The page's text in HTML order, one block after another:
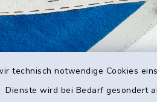
technisch notwendige Cookies
Dienste wird bei Bedarf gesondert